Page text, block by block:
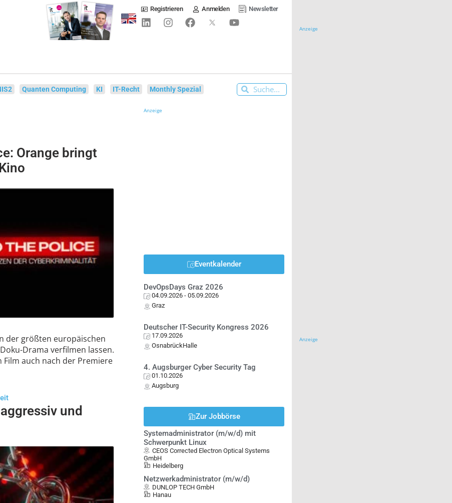
Registrieren Anmelden Newsletter
Quanten Computing KI IT-Recht Monthly Spezial
Orange bringt
der größten europäischen
Drama verfilmen lassen.
auch nach der Premiere
und
Anzeige
Eventkalender
DevOpsDays Graz 2026
04.09.2026 - 05.09.2026
Graz
Deutscher IT-Security Kongress 2026
17.09.2026
OsnabrückHalle
4. Augsburger Cyber Security Tag
01.10.2026
Augsburg
Zur Jobbörse
Systemadministrator (m/w/d) mit
Schwerpunkt Linux
CEOS Corrected Electron Optical Systems
GmbH
Heidelberg
Netzwerkadministrator (m/w/d)
DUNLOP TECH GmbH
Hanau
Anzeige
Anzeige